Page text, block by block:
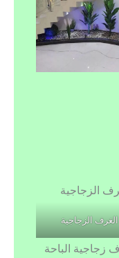
الغرف الزجاجية